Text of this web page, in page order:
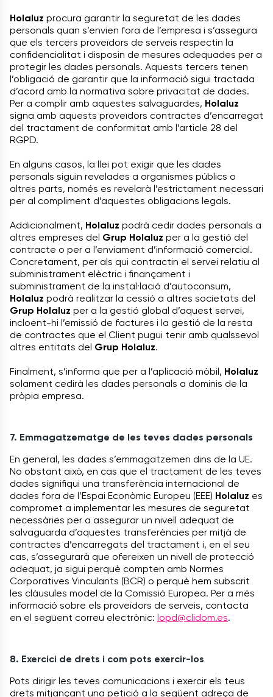
Holaluz procura garantir la seguretat de les dades
personals quan s’envien fora de l’empresa i s’assegura
que els tercers proveïdors de serveis respectin la
confidencialitat i disposin de mesures adequades per a
protegir les dades personals. Aquests tercers tenen
l’obligació de garantir que la informació sigui tractada
d’acord amb la normativa sobre privacitat de dades.
Per a complir amb aquestes salvaguardes, Holaluz
signa amb aquests proveïdors contractes d’encarregat
del tractament de conformitat amb l’article 28 del
RGPD.
En alguns casos, la llei pot exigir que les dades
personals siguin revelades a organismes públics o
altres parts, només es revelarà l’estrictament necessari
per al compliment d’aquestes obligacions legals.
Addicionalment, Holaluz podrà cedir dades personals a
altres empreses del Grup Holaluz per a la gestió del
contracte o per a l’enviament d’informació comercial.
Concretament, per als qui contractin el servei relatiu al
subministrament elèctric i finançament i
subministrament de la instal·lació d’autoconsum,
Holaluz podrà realitzar la cessió a altres societats del
Grup Holaluz per a la gestió global d’aquest servei,
incloent-hi l’emissió de factures i la gestió de la resta
de contractes que el Client pugui tenir amb qualssevol
altres entitats del Grup Holaluz.
Finalment, s’informa que per a l’aplicació mòbil, Holaluz
solament cedirà les dades personals a dominis de la
pròpia empresa.
7. Emmagatzematge de les teves dades personals
En general, les dades s’emmagatzemen dins de la UE.
No obstant això, en cas que el tractament de les teves
dades signifiqui una transferència internacional de
dades fora de l’Espai Econòmic Europeu (EEE) Holaluz es
compromet a implementar les mesures de seguretat
necessàries per a assegurar un nivell adequat de
salvaguarda d’aquestes transferències per mitjà de
contractes d’encarregats del tractament i, en el seu
cas, s’assegurarà que ofereixen un nivell de protecció
adequat, ja sigui perquè compten amb Normes
Corporatives Vinculants (BCR) o perquè hem subscrit
les clàusules model de la Comissió Europea. Per a més
informació sobre els proveïdors de serveis, contacta
en el següent correu electrònic: lopd@clidom.es.
8. Exercici de drets i com pots exercir-los
Pots dirigir les teves comunicacions i exercir els teus
drets mitjançant una petició a la següent adreça de